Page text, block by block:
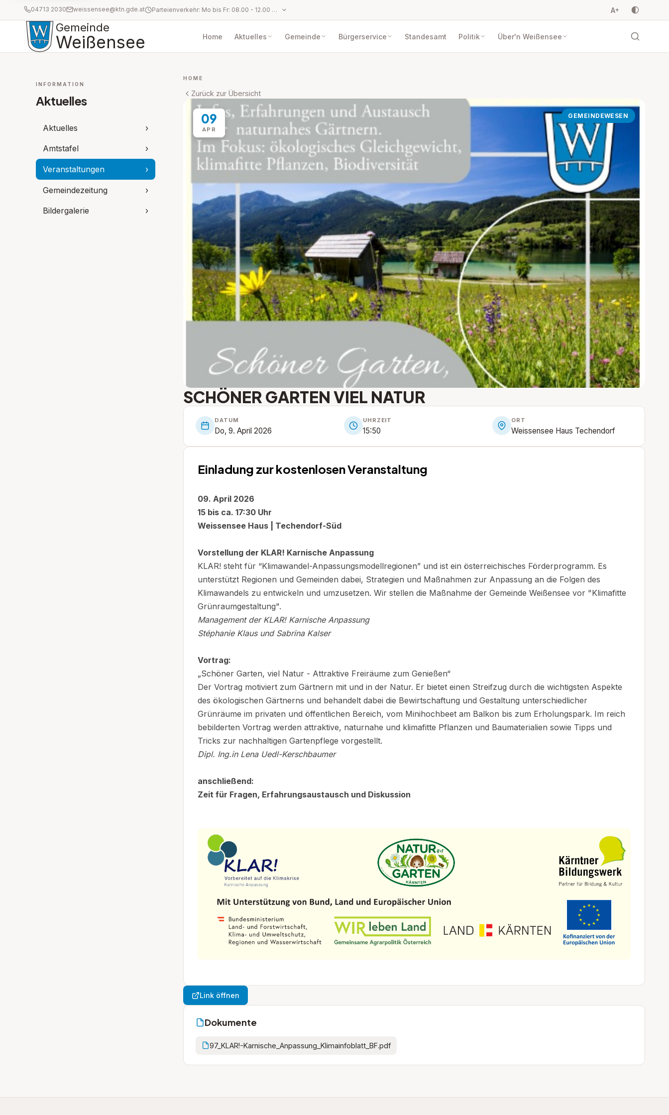
04713 2030 weissensee@ktn.gde.at Parteienverkehr: Mo bis Fr: 08.00 - 12.00 Uhr und Mo und Do: 14.00 - 17.00 Uhr A+
Gemeinde
Weißensee Home Aktuelles Gemeinde Bürgerservice Standesamt Politik Über'n Weißensee
INFORMATION
Aktuelles
Aktuelles ›
Amtstafel ›
Veranstaltungen ›
Gemeindezeitung ›
Bildergalerie ›
HOME
Zurück zur Übersicht
09
APR
GEMEINDEWESEN
SCHÖNER GARTEN VIEL NATUR
DATUM
Do, 9. April 2026
UHRZEIT
15:50
ORT
Weissensee Haus Techendorf
Einladung zur kostenlosen Veranstaltung
09. April 2026
15 bis ca. 17:30 Uhr
Weissensee Haus | Techendorf-Süd
Vorstellung der KLAR! Karnische Anpassung
KLAR! steht für “Klimawandel-Anpassungsmodellregionen” und ist ein österreichisches Förderprogramm. Es
unterstützt Regionen und Gemeinden dabei, Strategien und Maßnahmen zur Anpassung an die Folgen des
Klimawandels zu entwickeln und umzusetzen. Wir stellen die Maßnahme der Gemeinde Weißensee vor "Klimafitte
Grünraumgestaltung".
Management der KLAR! Karnische Anpassung
Stéphanie Klaus und Sabrina Kalser
Vortrag:
„Schöner Garten, viel Natur - Attraktive Freiräume zum Genießen“
Der Vortrag motiviert zum Gärtnern mit und in der Natur. Er bietet einen Streifzug durch die wichtigsten Aspekte
des ökologischen Gärtnerns und behandelt dabei die Bewirtschaftung und Gestaltung unterschiedlicher
Grünräume im privaten und öffentlichen Bereich, vom Minihochbeet am Balkon bis zum Erholungspark. Im reich
bebilderten Vortrag werden attraktive, naturnahe und klimafitte Pflanzen und Baumaterialien sowie Tipps und
Tricks zur nachhaltigen Gartenpflege vorgestellt.
Dipl. Ing.in Lena Uedl-Kerschbaumer
anschließend:
Zeit für Fragen, Erfahrungsaustausch und Diskussion
Link öffnen
Dokumente
97_KLAR!-Karnische_Anpassung_Klimainfoblatt_BF.pdf